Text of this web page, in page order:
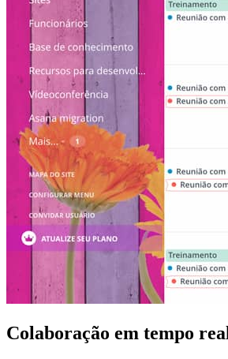
Colaboração em tempo real